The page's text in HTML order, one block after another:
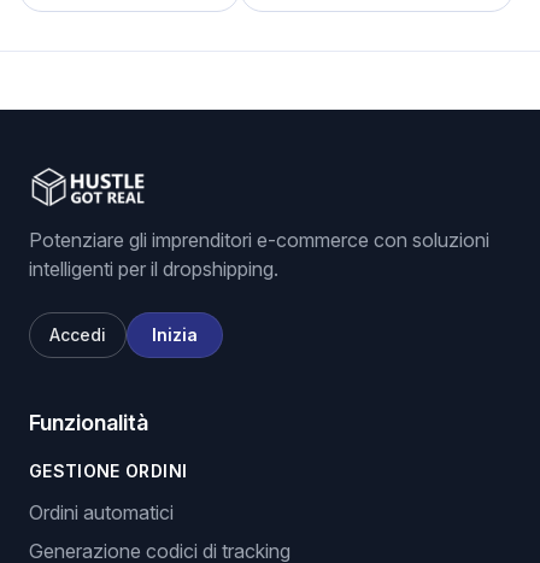
Potenziare gli imprenditori e-commerce con soluzioni
intelligenti per il dropshipping.
Accedi Inizia
Funzionalità
GESTIONE ORDINI
Ordini automatici
Generazione codici di tracking